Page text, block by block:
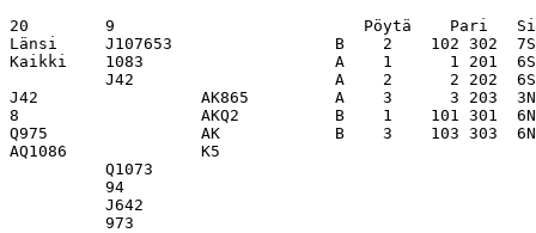
20        9                          Pöytä    Pari   Sit
Länsi     J107653                 B    2    102 302
Kaikki    1083                    A    1      1 201  6S
J42                     A    2      2 202
J42                 AK865         A    3      3 203  3N
8                   AKQ2          B    1    101 301  6N
Q975                AK            B    3    103 303  6N
AQ1086              K5
          Q1073
          94
          J642
          973